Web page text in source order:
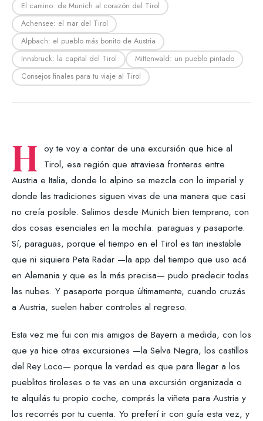
El camino: de Munich al corazón del Tirol
Achensee: el mar del Tirol
Alpbach: el pueblo más bonito de Austria
Innsbruck: la capital del Tirol
Mittenwald: un pueblo pintado
Consejos finales para tu viaje al Tirol
H oy te voy a contar de una excursión que hice al
Tirol, esa región que atraviesa fronteras entre
Austria e Italia, donde lo alpino se mezcla con lo imperial y
donde las tradiciones siguen vivas de una manera que casi
no creía posible. Salimos desde Munich bien temprano, con
dos cosas esenciales en la mochila: paraguas y pasaporte.
Sí, paraguas, porque el tiempo en el Tirol es tan inestable
que ni siquiera Peta Radar —la app del tiempo que uso acá
en Alemania y que es la más precisa— pudo predecir todas
las nubes. Y pasaporte porque últimamente, cuando cruzás
a Austria, suelen haber controles al regreso.
Esta vez me fui con mis amigos de Bayern a medida, con los
que ya hice otras excursiones —la Selva Negra, los castillos
del Rey Loco— porque la verdad es que para llegar a los
pueblitos tiroleses o te vas en una excursión organizada o
te alquilás tu propio coche, comprás la viñeta para Austria y
los recorrés por tu cuenta. Yo preferí ir con guía esta vez, y